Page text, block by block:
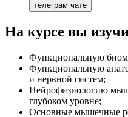
На курсе вы
Функциональ­ную
Функциональ­ную
и нервной систем;
Нейрофизио­логию
глубоком уровне;
Основные мышечные